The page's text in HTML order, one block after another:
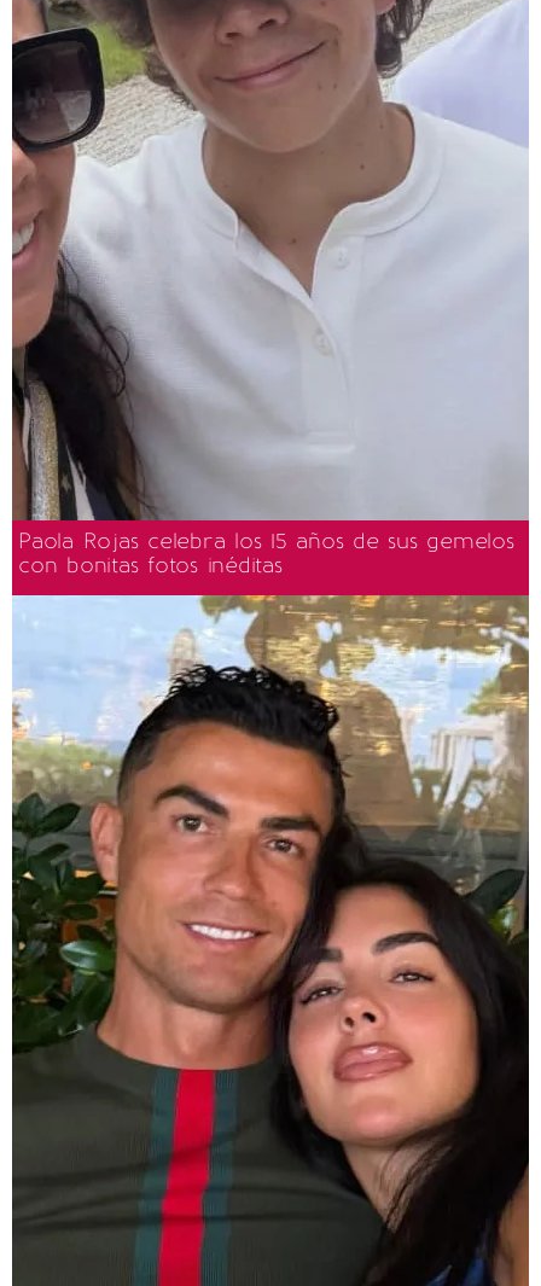
Paola Rojas celebra los 15 años de sus gemelos
con bonitas fotos inéditas